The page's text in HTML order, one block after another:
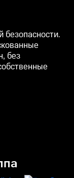
безопасности.
без